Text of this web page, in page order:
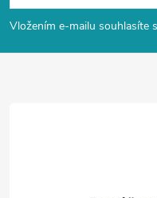
pVložením e-mailu souhlasíte s